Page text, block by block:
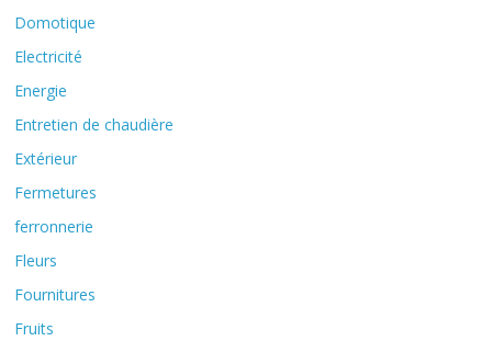
Domotique
Electricité
Energie
Entretien de chaudière
Extérieur
Fermetures
ferronnerie
Fleurs
Fournitures
Fruits